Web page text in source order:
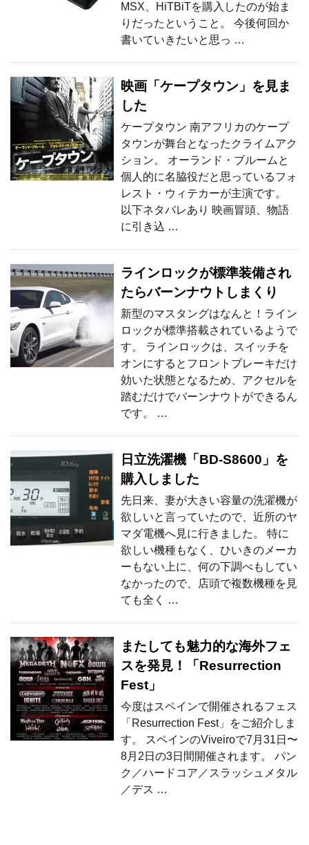
MSX、HiTBiTを購入したのが始ま
りだったということ。 今後何回か
書いていきたいと思っ …
映画「ケープタウン」を見ま
した
ケープタウン 南アフリカのケープ
タウンが舞台となったクライムアク
ション。 オーランド・ブルームと
個人的に名脇役だと思っているフォ
レスト・ウィテカーが主演です。
以下ネタバレあり 映画冒頭、物語
に引き込 …
ラインロックが標準装備され
たらバーンナウトしまくり
新型のマスタングはなんと！ライン
ロックが標準搭載されているようで
す。 ラインロックは、スイッチを
オンにするとフロントブレーキだけ
効いた状態となるため、アクセルを
踏むだけでバーンナウトができるん
です。 …
日立洗濯機「BD-S8600」を
購入しました
先日来、妻が大きい容量の洗濯機が
欲しいと言っていたので、近所のヤ
マダ電機へ見に行きました。 特に
欲しい機種もなく、ひいきのメーカ
ーもない上に、何の下調べもしてい
なかったので、店頭で複数機種を見
ても全く …
またしても魅力的な海外フェ
スを発見！「Resurrection
Fest」
今度はスペインで開催されるフェス
「Resurrection Fest」をご紹介しま
す。 スペインのViveiroで7月31日〜
8月2日の3日間開催されます。 パン
ク／ハードコア／スラッシュメタル
／デス …